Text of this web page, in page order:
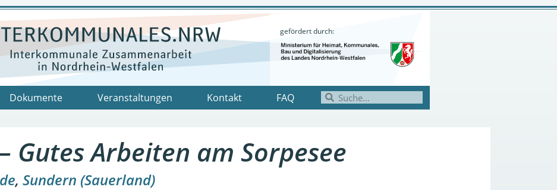
gefördert durch:
Dokumente Veranstaltungen Kontakt FAQ
Gutes Arbeiten am Sorpesee
, Sundern (Sauerland)